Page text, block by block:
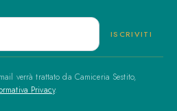
verrà trattato da Camiceria Sestito,
Privacy.